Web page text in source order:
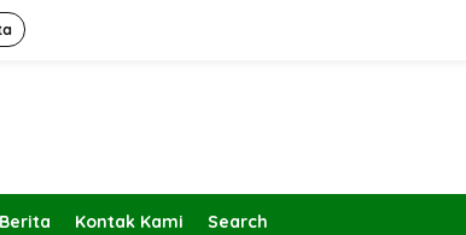
Kontak Kami Search